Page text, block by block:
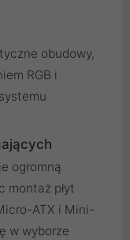
obudowy,
RGB i
ogromną
montaż płyt
ATX i Mini-
w wyborze